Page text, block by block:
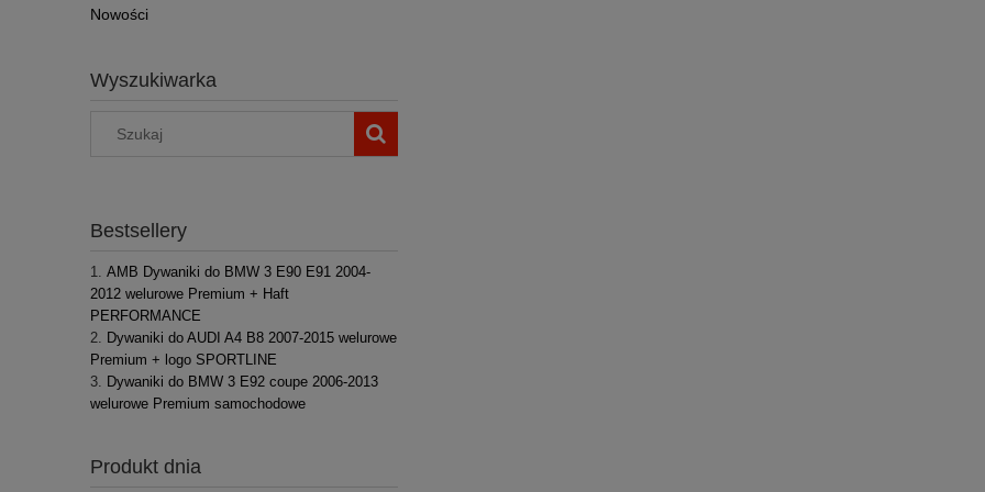
Nowości
Wyszukiwarka
Bestsellery
AMB Dywaniki do BMW 3 E90 E91 2004-
2012 welurowe Premium + Haft
PERFORMANCE
Dywaniki do AUDI A4 B8 2007-2015 welurowe
Premium + logo SPORTLINE
Dywaniki do BMW 3 E92 coupe 2006-2013
welurowe Premium samochodowe
Produkt dnia